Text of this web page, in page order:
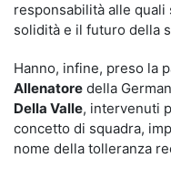
responsabilità alle
solidità e il futuro della
Hanno, infine, preso la
Allenatore della
Della Valle, intervenuti
concetto di squadra,
nome della tolleranza